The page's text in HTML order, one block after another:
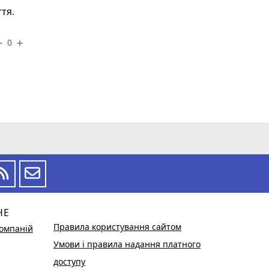
0 add
Правила користування сайтом
Умови і правила надання платного
доступу